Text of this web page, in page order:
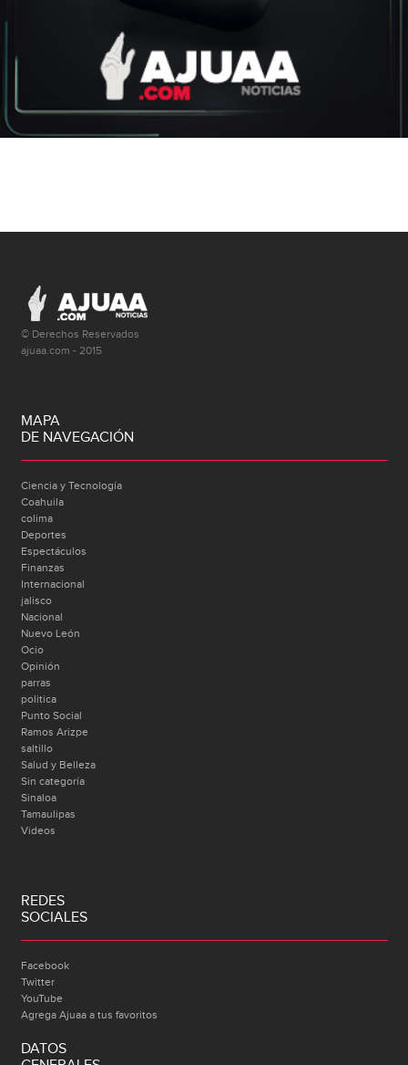
© Derechos Reservados
ajuaa.com - 2015
MAPA
DE NAVEGACIÓN
Ciencia y Tecnología
Coahuila
colima
Deportes
Espectáculos
Finanzas
Internacional
jalisco
Nacional
Nuevo León
Ocio
Opinión
parras
politica
Punto Social
Ramos Arizpe
saltillo
Salud y Belleza
Sin categoría
Sinaloa
Tamaulipas
Videos
REDES
SOCIALES
Facebook
Twitter
YouTube
Agrega Ajuaa a tus favoritos
DATOS